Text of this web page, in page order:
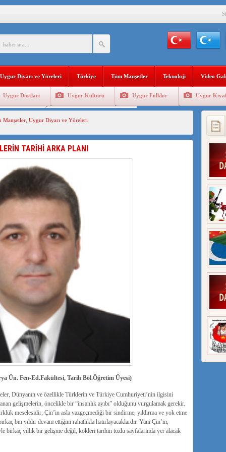
İLE DOĞU TÜRKİSTAN’DA MEŞRULAŞTIRDIĞI ÇKP DEVLET TERÖRÜ
YAŞAYAN UYGURLARA KARŞI ÇİN İLE İŞBİRLİĞİ YAPACAK
BAŞKANI AĞIRALİOĞLU : ÇİN’İN UYGUR SOYKIRIMI BİR HAKİKATTIR!
DOÇ.DR.KAAN : DOĞU TÜRKİSTAN BİZİM KIRMIZI ÇİZGİMİZDİR!”
: ÇİN İŞGALİNDEKİ DOĞU TÜRKİSTAN
MESAJİ : 05.07.2009 URUMÇİ ŞEHİTLERİNİ RAHMETLE ANIYORUZ
Uygur Diyarı ve Yöreleri Türkiye Tüm Manşetler Teknoloji Video
Uygur Dostları Uygur Kültürü Uygur Folklor Uygur
Manşetler, Uygur Diyarı ve Yöreleri
TARİHİ ARKA PLANI
Ün. Fen-Ed.Fakültesi, Tarih Böl.Öğretim Üyesi)
Dünyanın ve özellikle Türklerin ve Türkiye Cumhuriyeti’nin ilgisini
gelişmelerin, öncelikle bir “insanlık ayıbı” olduğunu vurgulamak gerekir.
meselesidir; Çin’in asla vazgeçmediği bir sindirme, yıldırma ve yok etme
bin yıldır devam ettiğini rahatlıkla hatırlayacaklardır. Yani Çin’in,
birkaç yıllık bir gelişme değil, kökleri tarihin tozlu sayfalarında yer alacak